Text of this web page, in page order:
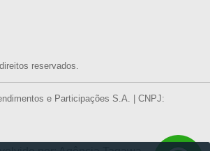
reservados.
e Participações S.A. | CNPJ: